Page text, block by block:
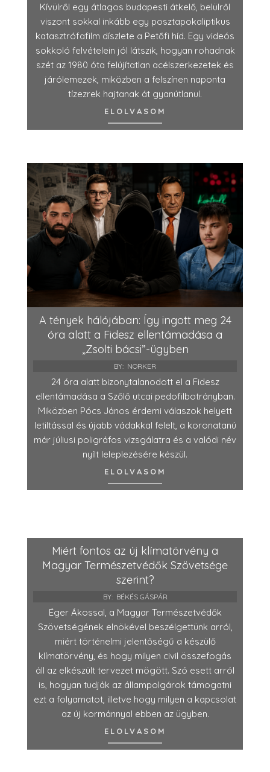
Kívülről egy átlagos budapesti átkelő, belülről
viszont sokkal inkább egy posztapokaliptikus
katasztrófafilm díszlete a Petőfi híd. Egy videós
sokkoló felvételein jól látszik, hogyan rohadnak
szét az 1980 óta felújítatlan acélszerkezetek és
járólemezek, miközben a felszínen naponta
tízezrek hajtanak át gyanútlanul.
ELOLVASOM
A tények hálójában: Így ingott meg 24
óra alatt a Fidesz ellentámadása a
„Zsolti bácsi”-ügyben
BY: NORKER
24 óra alatt bizonytalanodott el a Fidesz
ellentámadása a Szőlő utcai pedofilbotrányban.
Miközben Pócs János érdemi válaszok helyett
letiltással és újabb vádakkal felelt, a koronatanú
már júliusi poligráfos vizsgálatra és a valódi név
nyílt leleplezésére készül.
ELOLVASOM
Miért fontos az új klímatörvény a
Magyar Természetvédők Szövetsége
szerint?
BY: BÉKÉS GÁSPÁR
Éger Ákossal, a Magyar Természetvédők
Szövetségének elnökével beszélgettünk arról,
miért történelmi jelentőségű a készülő
klímatörvény, és hogy milyen civil összefogás
áll az elkészült tervezet mögött. Szó esett arról
is, hogyan tudják az állampolgárok támogatni
ezt a folyamatot, illetve hogy milyen a kapcsolat
az új kormánnyal ebben az ügyben.
ELOLVASOM